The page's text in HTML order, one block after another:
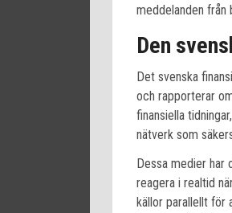
meddelanden från
Den
Det svenska
och rapporterar
finansiella
nätverk som
Dessa medier
reagera i realtid
källor parallellt för